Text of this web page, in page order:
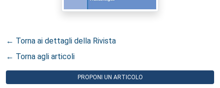
← Torna ai dettagli della Rivista
← Torna agli articoli
PROPONI UN ARTICOLO